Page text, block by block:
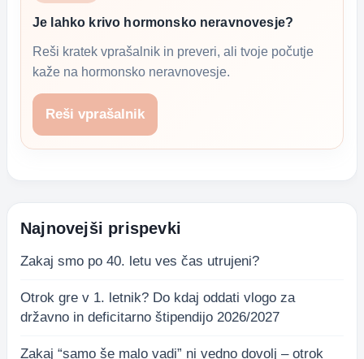
Je lahko krivo hormonsko neravnovesje?
Reši kratek vprašalnik in preveri, ali tvoje počutje
kaže na hormonsko neravnovesje.
Reši vprašalnik
Najnovejši prispevki
Zakaj smo po 40. letu ves čas utrujeni?
Otrok gre v 1. letnik? Do kdaj oddati vlogo za
državno in deficitarno štipendijo 2026/2027
Zakaj “samo še malo vadi” ni vedno dovolj – otrok